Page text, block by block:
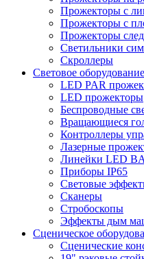
Прожекторы с
Прожекторы с
Прожекторы
Светильники
Скроллеры
Световое оборудование
LED PAR
LED прожекторы
Беспроводные
Вращающиеся
Контроллеры
Лазерные
Линейки LED
Приборы IP65
Световые
Сканеры
Стробоскопы
Эффекты дым
Сценическое
Сценические